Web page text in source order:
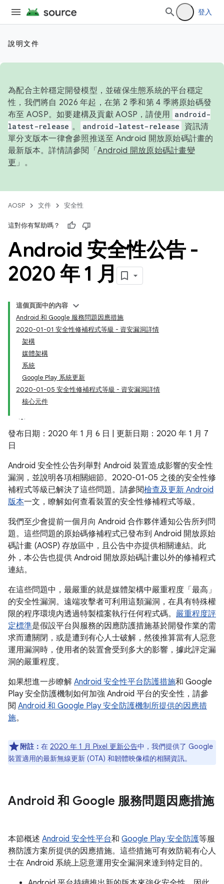
登入
說明文件
為配合主幹穩定開發模型，並確保生態系統的平台穩定
性，我們將自 2026 年起，在第 2 季和第 4 季將原始碼發
布至 AOSP。如要建構及貢獻 AOSP，請使用 android-
latest-release 。 android-latest-release
資訊清
單分支版本一律會參照推送至 Android 開放原始碼計畫的
最新版本。詳情請參閱「 Android 開放原始碼計畫變
更 」。
AOSP 文件 安全性
這對你有幫助嗎？
Android 安全性公告 -
2020 年 1 月
這個頁面中的內容
Android 和 Google 服務問題因應措施
2020-01-01 安全性修補程式等級 - 資安漏洞詳情
架構
媒體架構
系統
Google Play 系統更新
2020-01-05 安全性修補程式等級 - 資安漏洞詳情
核心元件
發布日期：2020 年 1 月 6 日 | 更新日期：2020 年 1 月 7
日
Android 安全性公告列舉對 Android 裝置造成影響的安全性
漏洞，並說明各項相關細節。2020-01-05 之後的安全性修
補程式等級已解決了這些問題。請參閱檢查及更新 Android
版本一文，瞭解如何查看裝置的安全性修補程式等級。
我們至少會提前一個月向 Android 合作夥伴通知公告所列問
題。這些問題的原始碼修補程式已發布到 Android 開放原始
碼計畫 (AOSP) 存放區中，且公告中亦提供相關連結。此
外，本公告也提供 Android 開放原始碼計畫以外的修補程式
連結。
在這些問題中，最嚴重的就是媒體架構中嚴重程度「最高」
的安全性漏洞。遠端攻擊者可利用這類漏洞，在具有特殊權
限的程序環境內透過特製檔案執行任何程式碼。 嚴重程度評
定標準是假設平台與服務的因應防護措施基於開發作業的需
求而遭關閉，或是遭到有心人士破解，然後推算當有人惡意
運用漏洞時，使用者的裝置會受到多大的影響，據此評定漏
洞的嚴重程度。
如果想進一步瞭解 Android 安全性平台防護措施和 Google
Play 安全防護機制如何加強 Android 平台的安全性，請參
閱 Android 和 Google Play 安全防護機制所提供的因應措
施。
附註： 在 2020 年 1 月 Pixel 更新公告中，我們提供了 Google
裝置適用的最新無線更新 (OTA) 和韌體映像檔的相關資訊。
Android 和 Google 服務問題因應措施
本節概述 Android 安全性平台和 Google Play 安全防護等服
務防護方案所提供的因應措施。這些措施可有效防範有心人
士在 Android 系統上惡意運用安全漏洞來達到特定目的。